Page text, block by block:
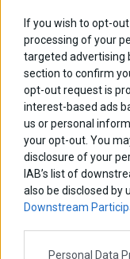
If you wish to opt-
processing of your
targeted advertising
section to confirm
opt-out request is
interest-based ads
us or personal
your opt-out. You
disclosure of your
IAB’s list of
also be disclosed by
Downstream
Personal Data
Όμιλος ΔΕΗ:
Ουγγαρίας με νέα
Συμφωνία ΔΕΗ
παρουσία του Ομίλου
καθαρής ενέργειας
24 Ιουλίου 2026 Ελλάδα